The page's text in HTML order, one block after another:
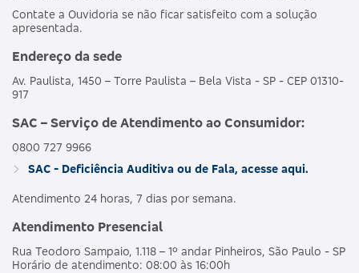
Contate a Ouvidoria se não ficar satisfeito com a solução
apresentada.
Endereço da sede
Av. Paulista, 1450 – Torre Paulista – Bela Vista - SP - CEP 01310-
917
SAC – Serviço de Atendimento ao Consumidor:
0800 727 9966
SAC - Deficiência Auditiva ou de Fala, acesse aqui.
Atendimento 24 horas, 7 dias por semana.
Atendimento Presencial
Rua Teodoro Sampaio, 1.118 – 1º andar Pinheiros, São Paulo - SP
Horário de atendimento: 08:00 às 16:00h